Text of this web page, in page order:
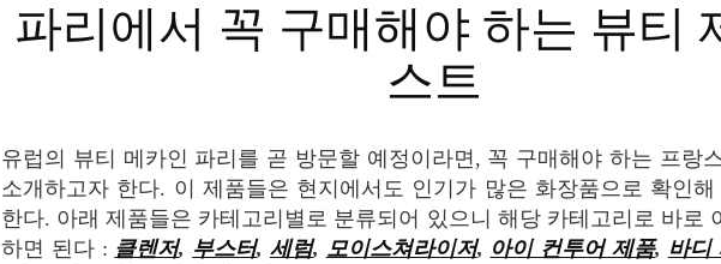
파리에서 꼭 구매해야 하는 뷰티 제품 리
스트
유럽의 뷰티 메카인 파리를 곧 방문할 예정이라면, 꼭 구매해야 하는 프랑스 화장품 목록을
소개하고자 한다. 이 제품들은 현지에서도 인기가 많은 화장품으로 확인
한다. 아래 제품들은 카테고리별로 분류되어 있으니 해당 카테고리로 바로
하면 된다 : 클렌저, 부스터, 세럼, 모이스쳐라이저, 아이 컨투어 제품, 바디